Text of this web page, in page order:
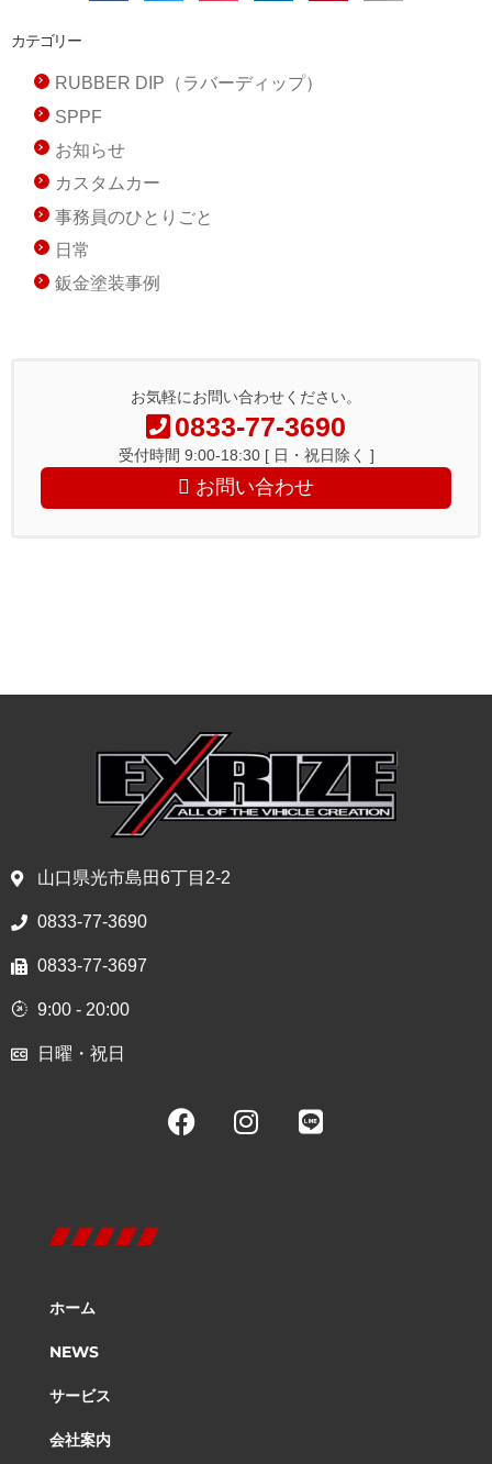
カテゴリー
RUBBER DIP（ラバーディップ）
SPPF
お知らせ
カスタムカー
事務員のひとりごと
日常
鈑金塗装事例
お気軽にお問い合わせください。
0833-77-3690
受付時間 9:00-18:30 [ 日・祝日除く ]
お問い合わせ
山口県光市島田6丁目2-2
0833-77-3690
0833-77-3697
9:00 - 20:00
日曜・祝日
ホーム
NEWS
サービス
会社案内